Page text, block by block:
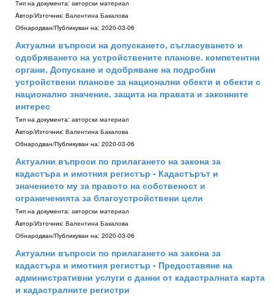
Тип на документа: авторски материал
Aвтор/Източник: Валентина Бакалова
Обнародван/Публикуван на: 2020-03-06
Актуални въпроси на допускането, съгласуването и
одобряването на устройствените планове. компетентни
органи. Допускане и одобряване на подробни
устройствени планове за национални обекти и обекти с
национално значение. защита на правата и законните
интерес
Тип на документа: авторски материал
Aвтор/Източник: Валентина Бакалова
Обнародван/Публикуван на: 2020-03-06
Актуални въпроси по прилагането на закона за
кадастъра и имотния регистър - Кадастърът и
значението му за правото на собственост и
ограниченията за благоустройствени цели
Тип на документа: авторски материал
Aвтор/Източник: Валентина Бакалова
Обнародван/Публикуван на: 2020-03-06
Актуални въпроси по прилагането на закона за
кадастъра и имотния регистър - Предоставяне на
административни услуги с данни от кадастралната карта
и кадастралните регистри